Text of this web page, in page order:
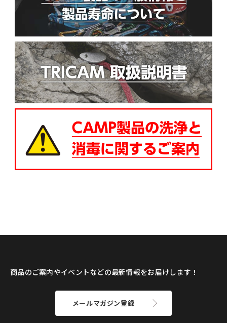
商品のご案内やイベントなどの最新情報をお届けします！
メールマガジン登録